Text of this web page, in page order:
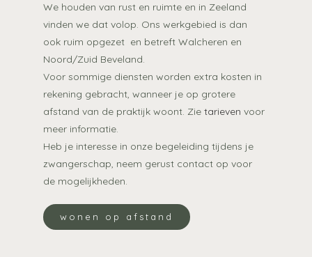
We houden van rust en ruimte en in Zeeland
vinden we dat volop. Ons werkgebied is dan
ook ruim opgezet en betreft Walcheren en
Noord/Zuid Beveland.
Voor sommige diensten worden extra kosten in
rekening gebracht, wanneer je op grotere
afstand van de praktijk woont. Zietarieven voor
meer informatie.
Heb je interesse in onze begeleiding tijdens je
zwangerschap, neem gerust contact op voor
de mogelijkheden.
wonen op afstand